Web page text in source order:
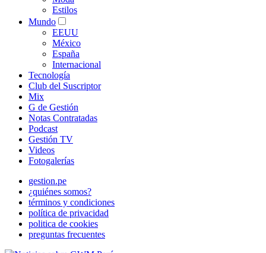
Estilos
Mundo
EEUU
México
España
Internacional
Tecnología
Club del Suscriptor
Mix
G de Gestión
Notas Contratadas
Podcast
Gestión TV
Videos
Fotogalerías
gestion.pe
¿quiénes somos?
términos y condiciones
política de privacidad
politica de cookies
preguntas frecuentes